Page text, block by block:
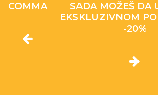
COMMA
SADA MOŽEŠ DA
EKSKLUZIVNOM
-20%